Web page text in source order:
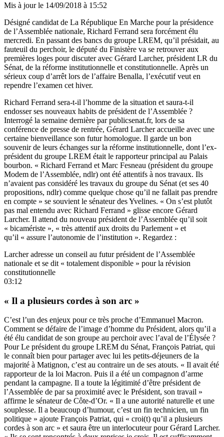
Mis à jour le 14/09/2018 à 15:52
Désigné candidat de La République En Marche pour la présidence
de l’Assemblée nationale, Richard Ferrand sera forcément élu
mercredi. En passant des bancs du groupe LREM, qu’il présidait, au
fauteuil du perchoir, le député du Finistère va se retrouver aux
premières loges pour discuter avec Gérard Larcher, président LR du
Sénat, de la réforme institutionnelle et constitutionnelle. Après un
sérieux coup d’arrêt lors de l’affaire Benalla, l’exécutif veut en
rependre l’examen cet hiver.
Richard Ferrand sera-t-il l’homme de la situation et saura-t-il
endosser ses nouveaux habits de président de l’Assemblée ?
Interrogé la semaine dernière par publicsenat.fr, lors de sa
conférence de presse de rentrée, Gérard Larcher accueille avec une
certaine bienveillance son futur homologue. Il garde un bon
souvenir de leurs échanges sur la réforme institutionnelle, dont l’ex-
président du groupe LREM était le rapporteur principal au Palais
bourbon. « Richard Ferrand et Marc Fesneau (président du groupe
Modem de l’Assemblée, ndlr) ont été attentifs à nos travaux. Ils
n’avaient pas considéré les travaux du groupe du Sénat (et ses 40
propositions, ndlr) comme quelque chose qu’il ne fallait pas prendre
en compte » se souvient le sénateur des Yvelines. « On s’est plutôt
pas mal entendu avec Richard Ferrand » glisse encore Gérard
Larcher. Il attend du nouveau président de l’Assemblée qu’il soit
« bicamériste », « très attentif aux droits du Parlement » et
qu’il « assure l’autonomie de l’institution ». Regardez :
Larcher adresse un conseil au futur président de l’Assemblée
nationale et se dit « totalement disponible » pour la révision
constitutionnelle
03:12
« Il a plusieurs cordes à son arc »
C’est l’un des enjeux pour ce très proche d’Emmanuel Macron.
Comment se défaire de l’image d’homme du Président, alors qu’il a
été élu candidat de son groupe au perchoir avec l’aval de l’Élysée ?
Pour Le président du groupe LREM du Sénat, François Patriat, qui
le connaît bien pour partager avec lui les petits-déjeuners de la
majorité à Matignon, c’est au contraire un de ses atouts. « Il avait été
rapporteur de la loi Macron. Puis il a été un compagnon d’arme
pendant la campagne. Il a toute la légitimité d’être président de
l’Assemblée de par sa proximité avec le Président, son travail »
affirme le sénateur de Côte-d’Or. « Il a une autorité naturelle et une
souplesse. Il a beaucoup d’humour, c’est un fin technicien, un fin
politique » ajoute François Patriat, qui « croi(t) qu’il a plusieurs
cordes à son arc » et saura être un interlocuteur pour Gérard Larcher.